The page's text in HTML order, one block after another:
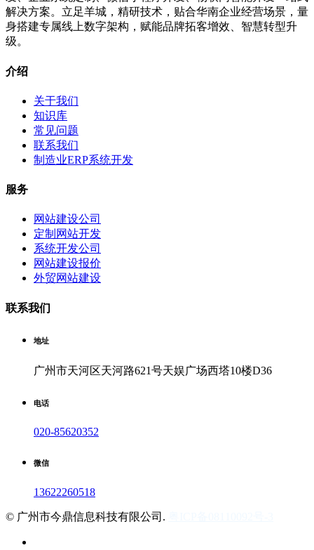
解决方案。立足羊城，精研技术，贴合华南企业经营场景，量
身搭建专属线上数字架构，赋能品牌拓客增效、智慧转型升
级。
介绍
关于我们
知识库
常见问题
联系我们
制造业ERP系统开发
服务
网站建设公司
定制网站开发
系统开发公司
网站建设报价
外贸网站建设
联系我们
地址
广州市天河区天河路621号天娱广场西塔10楼D36
电话
020-85620352
微信
13622260518
© 广州市今鼎信息科技有限公司.